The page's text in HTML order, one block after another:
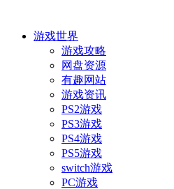
游戏世界
游戏攻略
网盘资源
有趣网站
游戏资讯
PS2游戏
PS3游戏
PS4游戏
PS5游戏
switch游戏
PC游戏